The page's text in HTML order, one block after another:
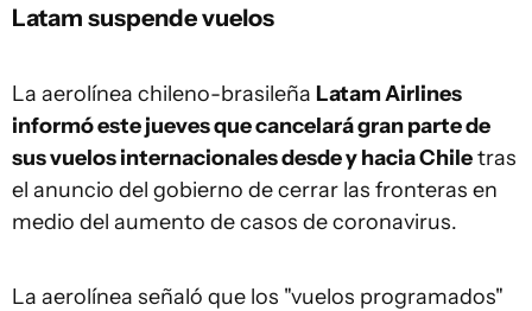
Latam suspende vuelos
La aerolínea chileno-brasileña Latam Airlines
informó este jueves que cancelará gran parte de
sus vuelos internacionales desde y hacia Chiletras
el anuncio del gobierno de cerrar las fronteras en
medio del aumento de casos de coronavirus.
La aerolínea señaló que los "vuelos programados"